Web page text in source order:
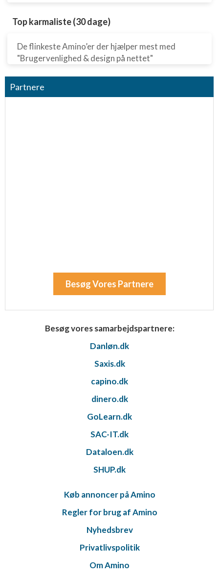
Top karmaliste (30 dage)
De flinkeste Amino’er der hjælper mest med
"Brugervenlighed & design på nettet"
Partnere
Besøg Vores Partnere
Besøg vores samarbejdspartnere:
Danløn.dk
Saxis.dk
capino.dk
dinero.dk
GoLearn.dk
SAC-IT.dk
Dataloen.dk
SHUP.dk
Køb annoncer på Amino
Regler for brug af Amino
Nyhedsbrev
Privatlivspolitik
Om Amino